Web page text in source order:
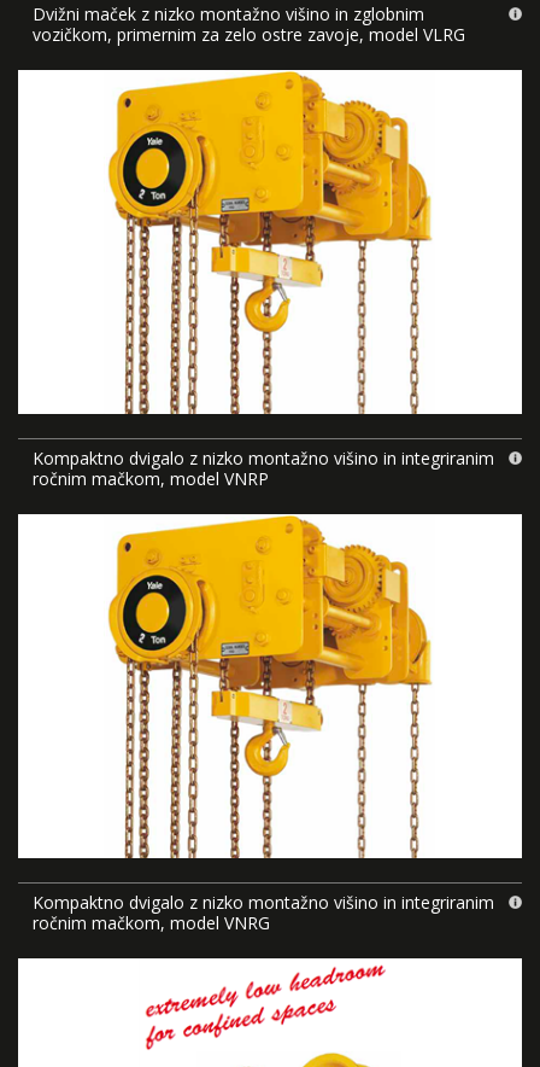
Dvižni maček z nizko montažno višino in zglobnim
vozičkom, primernim za zelo ostre zavoje, model VLRG
Kompaktno dvigalo z nizko montažno višino in integriranim
ročnim mačkom, model VNRP
Kompaktno dvigalo z nizko montažno višino in integriranim
ročnim mačkom, model VNRG